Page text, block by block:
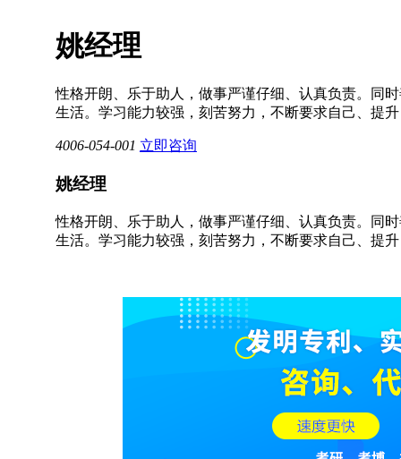
姚经理
性格开朗、乐于助人，做事严谨仔细、认真负责。同
生活。学习能力较强，刻苦努力，不断要求自己、提
4006-054-001 立即咨询
姚经理
性格开朗、乐于助人，做事严谨仔细、认真负责。同
生活。学习能力较强，刻苦努力，不断要求自己、提